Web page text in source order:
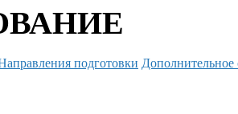
подготовки Дополнительное